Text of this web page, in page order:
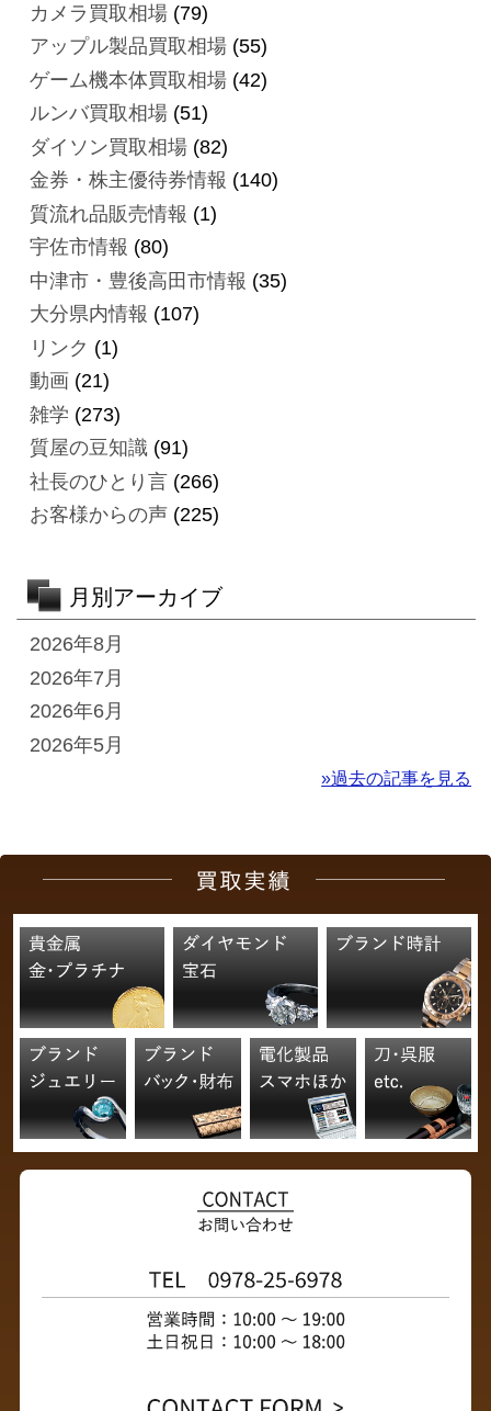
カメラ買取相場(79)
アップル製品買取相場(55)
ゲーム機本体買取相場(42)
ルンバ買取相場(51)
ダイソン買取相場(82)
金券・株主優待券情報 (140)
質流れ品販売情報 (1)
宇佐市情報 (80)
中津市・豊後高田市情報 (35)
大分県内情報 (107)
リンク (1)
動画 (21)
雑学 (273)
質屋の豆知識(91)
社長のひとり言(266)
お客様からの声(225)
月別アーカイブ
2026年8月
2026年7月
2026年6月
2026年5月
»過去の記事を見る